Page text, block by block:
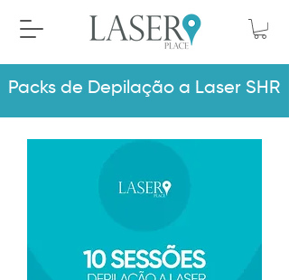
Packs de Depilação a Laser SHR